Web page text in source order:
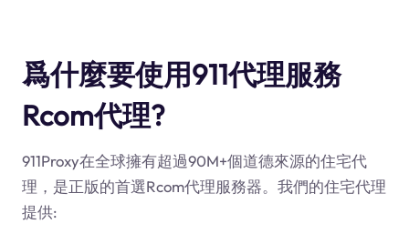
爲什麼要使用911代理服務
Rcom代理?
911Proxy在全球擁有超過90M+個道德來源的住宅代
理，是正版的首選Rcom代理服務器。我們的住宅代理
提供: